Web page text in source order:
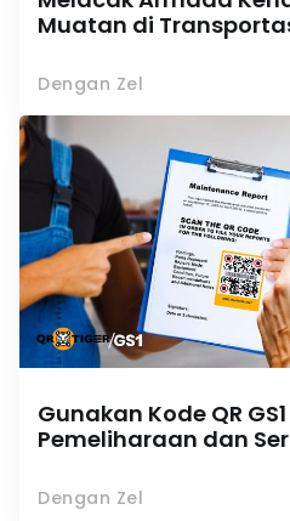
Muatan di
Dengan Zel
Gunakan Kode QR
Pemeliharaan dan
Dengan Zel